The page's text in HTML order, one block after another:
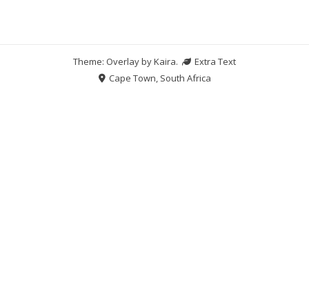
Theme: Overlay byKaira.
Extra Text
Cape Town, South Africa